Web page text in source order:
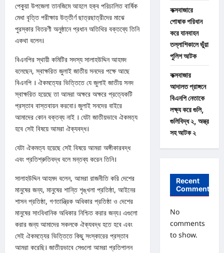
পেকুয়া উপজেলা তানজিমে আহলে হক্ব পরিচালিত বার্ষিক
মেধা বৃত্তি পরীক্ষায় উত্তীর্ণ ছাত্রছাত্রীদের মাঝে
পুরস্কার বিতরণী অনুষ্ঠানে প্রধান অতিথির বক্তব্যে তিনি
একথা বলেন।
বিএনপির স্থায়ী কমিটির সদস্য সালাহউদ্দিন আহমদ
বলেছেন, স্বাক্ষরিত জুলাই জাতীয় সনদের পক্ষে আছে
বিএনপি । ঐকমত্যের ভিত্তিতে যে জুলাই জাতীয় সনদ
স্বাক্ষরিত হয়েছে তা আমরা অক্ষরে অক্ষরে প্রত্যেকটি
প্রস্তাব বাস্তবায়ন করবো। জুলাই সনদের বাইরে
আমাদের কোন বক্তব্য নাই । যেটা জাতীয়ভাবে ঐকমত্য
হবে সেই বিষয়ে আমরা ঐক্যবদ্ধ।
যেটা ঐকমত্য হয়েছে সেই বিষয়ে আমরা অঙ্গীকারবদ্ধ
এবং প্রতিশ্রুতিবদ্ধ বলে মন্তব্য করেন তিনি।
সালাহউদ্দিন আহমদ বলেন, আমরা রাজনীতি করি দেশের
মানুষের জন্য, মানুষের শান্তি শৃঙ্খলা প্রতিষ্ঠা, আইনের
শাসন প্রতিষ্ঠা, গণতান্ত্রিক অধিকার প্রতিষ্ঠা ও দেশের
মানুষের সাংবিধানিক অধিকার নিশ্চিত করার জন্য। এগুলো
করার জন্য আমাদের সকলকে ঐক্যবদ্ধ হতে হবে এবং
সেই ঐকমত্যের ভিত্তিতে কিছু সংস্কারের প্রস্তাব
আমরা করেছি। জাতীয়ভাবে সেগুলো আমরা প্রতিপালন
কক্সবাজারে
পোষাক পরিধান
করে যানবাহন
তল্লাশিকালে ভুঁয়া
পুলিশ আটক
কক্সবাজার
আদালত প্রাঙ্গনে
বিএনপি নেতাকে
লক্ষ্য করে গুলি,
গুলিবিদ্ধ ২, অস্ত্র
সহ আটক ২
Recent
Comments
No
comments
to show.